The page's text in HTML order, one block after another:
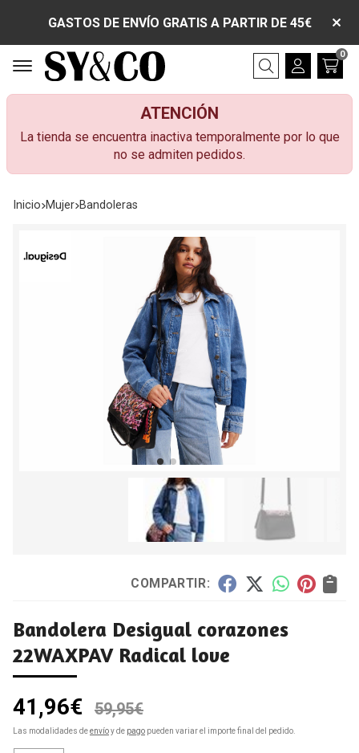
GASTOS DE ENVÍO GRATIS A PARTIR DE 45€
Buscar
0
ATENCIÓN
La tienda se encuentra inactiva temporalmente por lo que
no se admiten pedidos.
Inicio mujer bandoleras
COMPARTIR:
Bandolera Desigual corazones
22WAXPAV Radical love
41,96€ 59,95€
Las modalidades deenvíoy de pago pueden variar el importe final del pedido.